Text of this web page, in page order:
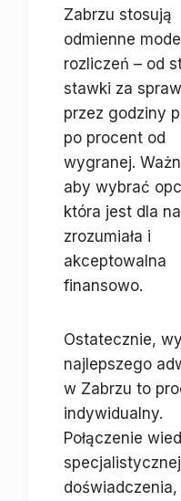
Zabrzu stosują
odmienne
rozliczeń – od
stawki za
przez godziny
po procent od
wygranej.
aby wybrać
która jest dla
zrozumiała i
akceptowalna
finansowo.
Ostatecznie,
najlepszego
w Zabrzu to
indywidualny.
Połączenie
doświadczenia,